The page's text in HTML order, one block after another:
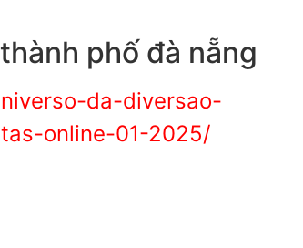
phố đà nẵng
da-diversao-
online-01-2025/